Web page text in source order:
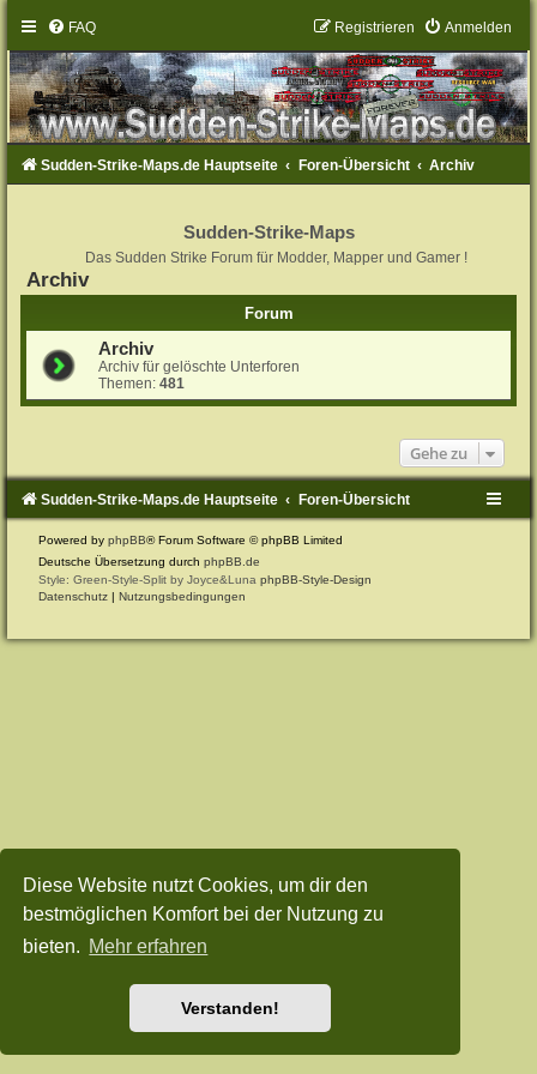
Diese Website nutzt Cookies, um dir den
bestmöglichen Komfort bei der Nutzung zu
bieten. Mehr erfahren
Verstanden!
FAQ Anmelden
Registrieren
Sudden-Strike-Maps.de Hauptseite Foren-Übersicht Archiv
Sudden-Strike-Maps
Das Sudden Strike Forum für Modder, Mapper und Gamer !
Archiv
Forum
Archiv
Archiv für gelöschte Unterforen
Themen:481
Gehe zu
Sudden-Strike-Maps.de Hauptseite Foren-Übersicht
Powered byphpBB® Forum Software © phpBB Limited
Deutsche Übersetzung durchphpBB.de
Style: Green-Style-Split by Joyce&LunaphpBB-Style-Design
Datenschutz
Nutzungsbedingungen